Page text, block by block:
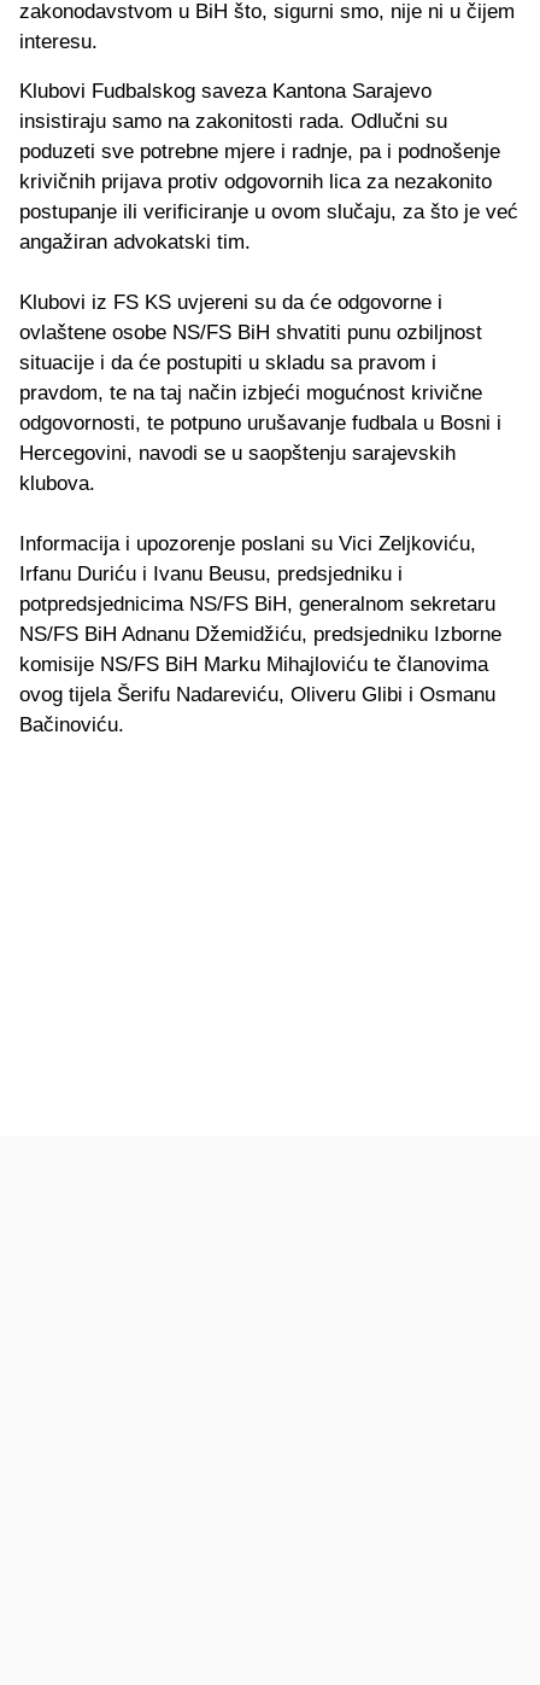
zakonodavstvom u BiH što, sigurni smo, nije ni u čijem
interesu.
Klubovi Fudbalskog saveza Kantona Sarajevo
insistiraju samo na zakonitosti rada. Odlučni su
poduzeti sve potrebne mjere i radnje, pa i podnošenje
krivičnih prijava protiv odgovornih lica za nezakonito
postupanje ili verificiranje u ovom slučaju, za što je već
angažiran advokatski tim.
Klubovi iz FS KS uvjereni su da će odgovorne i
ovlaštene osobe NS/FS BiH shvatiti punu ozbiljnost
situacije i da će postupiti u skladu sa pravom i
pravdom, te na taj način izbjeći mogućnost krivične
odgovornosti, te potpuno urušavanje fudbala u Bosni i
Hercegovini, navodi se u saopštenju sarajevskih
klubova.
Informacija i upozorenje poslani su Vici Zeljkoviću,
Irfanu Duriću i Ivanu Beusu, predsjedniku i
potpredsjednicima NS/FS BiH, generalnom sekretaru
NS/FS BiH Adnanu Džemidžiću, predsjedniku Izborne
komisije NS/FS BiH Marku Mihajloviću te članovima
ovog tijela Šerifu Nadareviću, Oliveru Glibi i Osmanu
Bačinoviću.